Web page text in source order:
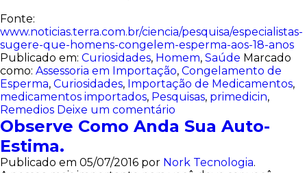
Fonte:
www.noticias.terra.com.br/ciencia/pesquisa/especialistas-
sugere-que-homens-congelem-esperma-aos-18-anos
Publicado em: Curiosidades, Homem, Saúde Marcado
como: Assessoria em Importação, Congelamento de
Esperma, Curiosidades, Importação de Medicamentos,
medicamentos importados, Pesquisas, primedicin,
Remedios Deixe um comentário
Observe Como Anda Sua Auto-
Estima.
Publicado em 05/07/2016 por Nork Tecnologia.